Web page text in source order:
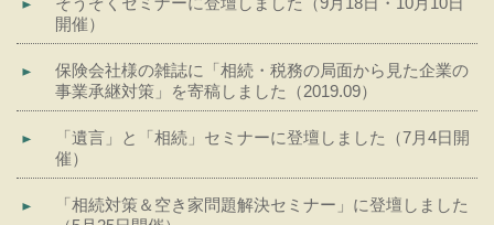
開催）
保険会社様の雑誌に「相続・税務の局面から見た企業の
事業承継対策」を寄稿しました（2019.09）
「遺言」と「相続」セミナーに登壇しました（7月4日開
催）
「相続対策＆空き家問題解決セミナー」に登壇しました